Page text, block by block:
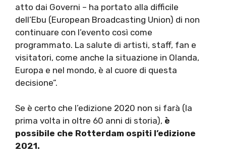
atto dai Governi – ha portato alla difficile
dell’Ebu (European Broadcasting Union) di non
continuare con l’evento così come
programmato. La salute di artisti, staff, fan e
visitatori, come anche la situazione in Olanda,
Europa e nel mondo, è al cuore di questa
decisione”.
Se è certo che l’edizione 2020 non si farà (la
prima volta in oltre 60 anni di storia), è
possibile che Rotterdam ospiti l’edizione
2021.